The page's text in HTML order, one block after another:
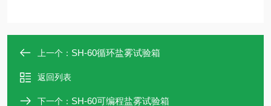
上一个： SH-60循环盐雾试验箱
返回列表
下一个： SH-60可编程盐雾试验箱